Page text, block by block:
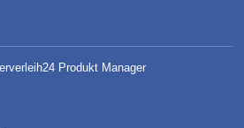
Produkt Manager